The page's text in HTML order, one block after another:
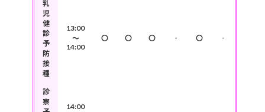
乳
児
健
診
予
防
接
種
13:00
～
14:00
〇 〇 〇 - 〇 -
診
察
14:00